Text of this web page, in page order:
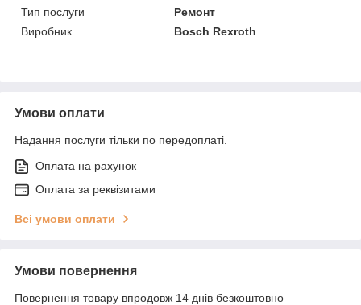
Тип послуги
Ремонт
Виробник
Bosch Rexroth
Умови оплати
Надання послуги тільки по передоплаті.
Оплата на рахунок
Оплата за реквізитами
Всі умови оплати
Умови повернення
Повернення товару впродовж 14 днів безкоштовно